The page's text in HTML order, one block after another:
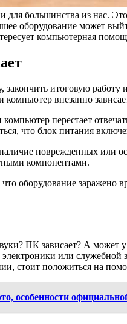
для большинства из нас.
оборудование может
компьютерная
итоговую
компьютер внезапно
перестает
что блок питания
поврежденных или
компонентами.
что оборудование
ПК зависает? А
или
стоит положиться на
особенности